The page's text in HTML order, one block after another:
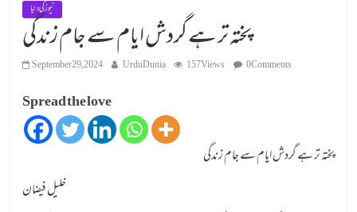
نیوز کی دنیا
پختہ تر ہے گردش ایام سے جام زندگی
September 29, 2024 UrduDunia 157 Views 0 Comments
Spread the love
پختہ تر ہے گردش ایام سے جام زندگی
خلیل فیضان